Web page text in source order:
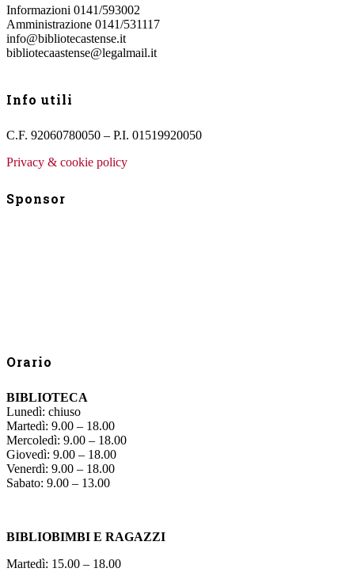
Informazioni 0141/593002
Amministrazione 0141/531117
info@bibliotecastense.it
bibliotecaastense@legalmail.it
Info utili
C.F. 92060780050 – P.I. 01519920050
Privacy & cookie policy
Sponsor
Orario
BIBLIOTECA
Lunedì: chiuso
Martedì: 9.00 – 18.00
Mercoledì: 9.00 – 18.00
Giovedì: 9.00 – 18.00
Venerdì: 9.00 – 18.00
Sabato: 9.00 – 13.00
BIBLIOBIMBI E RAGAZZI
Martedì: 15.00 – 18.00